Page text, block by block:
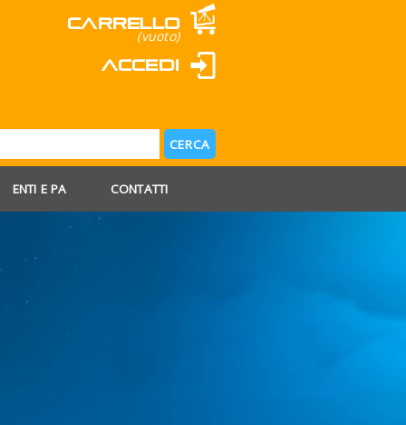
Carrello
(vuoto)
Accedi
ENTI E PA CONTATTI